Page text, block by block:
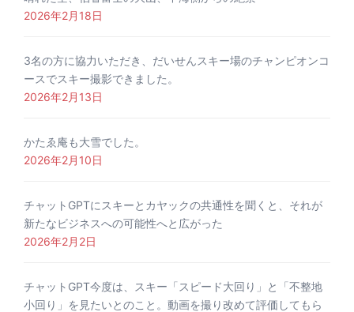
2026年2月18日
3名の方に協力いただき、だいせんスキー場のチャンピオンコ
ースでスキー撮影できました。
2026年2月13日
かたゑ庵も大雪でした。
2026年2月10日
チャットGPTにスキーとカヤックの共通性を聞くと、それが
新たなビジネスへの可能性へと広がった
2026年2月2日
チャットGPT今度は、スキー「スピード大回り」と「不整地
小回り」を見たいとのこと。動画を撮り改めて評価してもら